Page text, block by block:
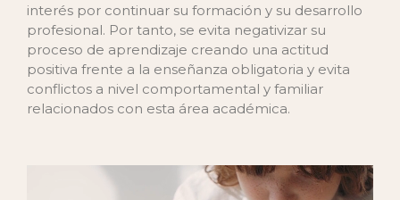
interés por continuar su formación y su desarrollo
profesional. Por tanto, se evita negativizar su
proceso de aprendizaje creando una actitud
positiva frente a la enseñanza obligatoria y evita
conflictos a nivel comportamental y familiar
relacionados con esta área académica.